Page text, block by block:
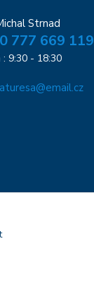
Strnad
777 669 119
: 9:30 - 18:30